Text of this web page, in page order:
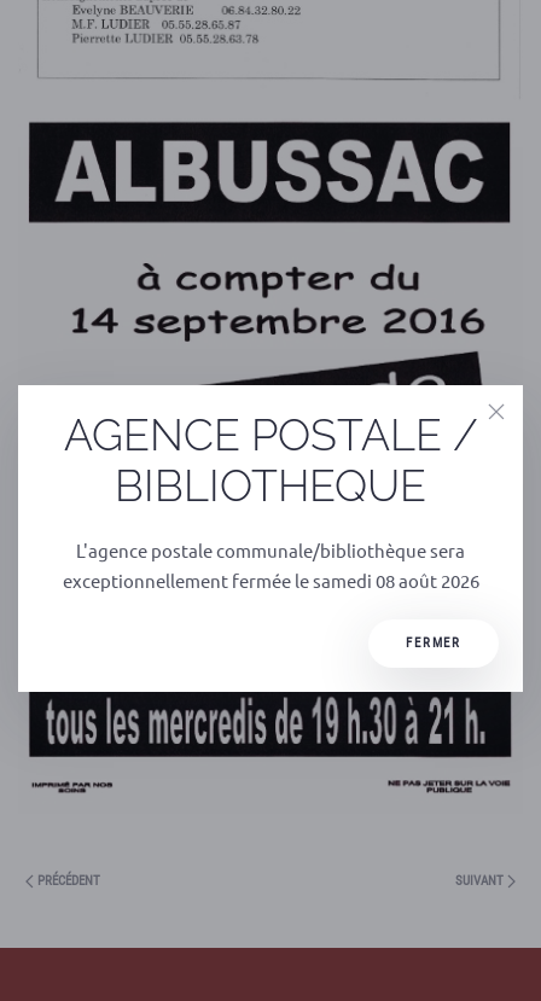
PRÉCÉDENT SUIVANT
AGENCE POSTALE /
BIBLIOTHEQUE
L'agence postale communale/bibliothèque sera
exceptionnellement fermée le samedi 08 août 2026
FERMER